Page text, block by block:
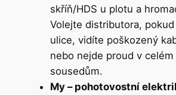
skříň/HDS u plotu a
Volejte distributora,
ulice, vidíte poškozený
nebo nejde proud v celém
sousedům.
My – pohotovostní